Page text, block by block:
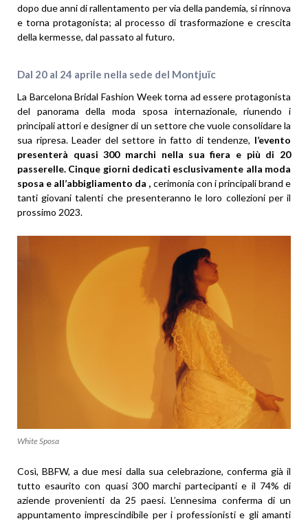
dopo due anni di rallentamento per via della pandemia, si rinnova
e torna protagonista; al processo di trasformazione e crescita
della kermesse, dal passato al futuro.
Dal 20 al 24 aprile nella sede del Montjuïc
La Barcelona Bridal Fashion Week torna ad essere protagonista
del panorama della moda sposa internazionale, riunendo i
principali attori e designer di un settore che vuole consolidare la
sua ripresa. Leader del settore in fatto di tendenze, l’evento
presenterà quasi 300 marchi nella sua fiera e più di 20
passerelle. Cinque giorni dedicati esclusivamente alla moda
sposa e all’abbigliamento da , cerimonia con i principali brand e
tanti giovani talenti che presenteranno le loro collezioni per il
prossimo 2023.
White Sposa
Così, BBFW, a due mesi dalla sua celebrazione, conferma già il
tutto esaurito con quasi 300 marchi partecipanti e il 74% di
aziende provenienti da 25 paesi. L’ennesima conferma di un
appuntamento imprescindibile per i professionisti e gli amanti